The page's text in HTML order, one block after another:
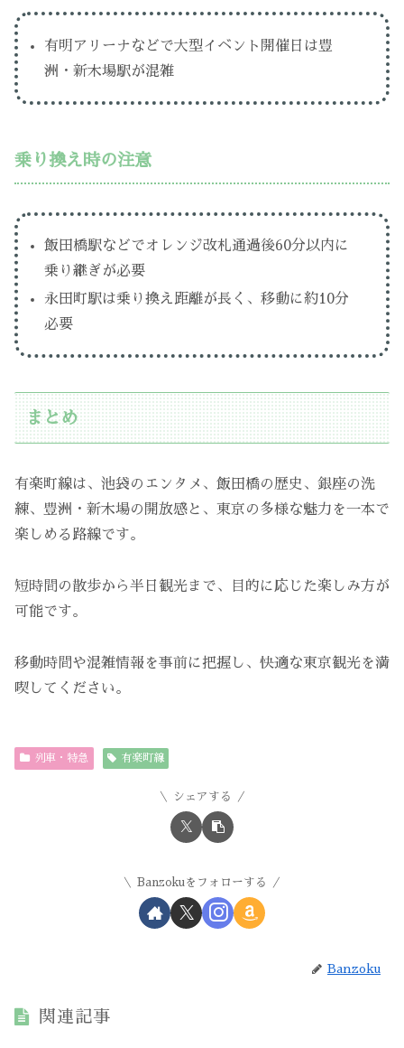
有明アリーナなどで大型イベント開催日は豊
洲・新木場駅が混雑
乗り換え時の注意
飯田橋駅などでオレンジ改札通過後60分以内に
乗り継ぎが必要
永田町駅は乗り換え距離が長く、移動に約10分
必要
まとめ
有楽町線は、池袋のエンタメ、飯田橋の歴史、銀座の洗
練、豊洲・新木場の開放感と、東京の多様な魅力を一本で
楽しめる路線です。
短時間の散歩から半日観光まで、目的に応じた楽しみ方が
可能です。
移動時間や混雑情報を事前に把握し、快適な東京観光を満
喫してください。
列車・特急 有楽町線
シェアする
Banzokuをフォローする
Banzoku
関連記事